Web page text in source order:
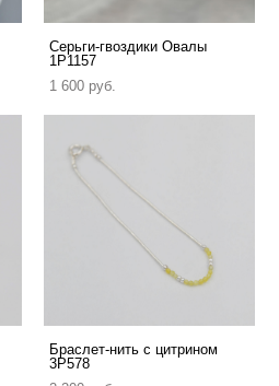
Серьги-гвоздики Овалы
1P1157
1 600 pуб.
Браслет-нить с цитрином
3P578